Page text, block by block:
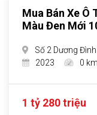
Mua Bán Xe Ô
Màu Đen Mới
Số 2 Dương
2023
0 km
1 tỷ 280 triệu